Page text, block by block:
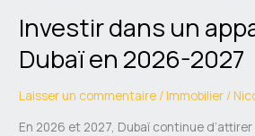
Investir dans un
Dubaï en 2026-2027
Laisser un commentaire /Immobilier /
En 2026 et 2027, Dubaï continue